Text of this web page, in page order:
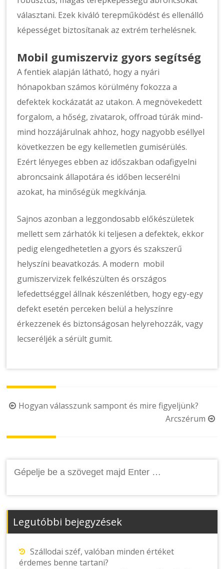
választani. Ezek kiváló terepműködést és ellenálló
képességet biztosítanak az extrém terhelésnek.
Mobil gumiszerviz gyors segítség
A fentiek alapján látható, hogy a nyári
hónapokban számos körülmény fokozza a
defektek kockázatát az utakon. A megnövekedett
forgalom, a hőség, zivatarok, offroad túrák mind-
mind hozzájárulnak ahhoz, hogy nagyobb eséllyel
következzen be egy kellemetlen gumisérülés.
Ezért lényeges ebben az időszakban odafigyelni
abroncsaink állapotára és időben lecserélni
azokat, ha minőségük megkívánja.
Sajnos azonban a leggondosabb előkészületek
mellett sem zárhatók ki teljesen a defektek, ekkor
pedig elengedhetetlen a gyors és szakszerű
helyszíni beavatkozás. A modern mobil
gumiszervizek felkészülten és országos
lefedettséggel állnak készenlétben, hogy egy-egy
defekt esetén perceken belül a helyszínre
érkezzenek és biztonságosan helyrehozzák, vagy
lecseréljék a sérült gumit.
PostHogyan válasszunk sampont és mire figyeljünk?
Arcszérum
Legutóbbi bejegyzések
Szállodai széf, valóban minden értéket
érdemes benne tartani?